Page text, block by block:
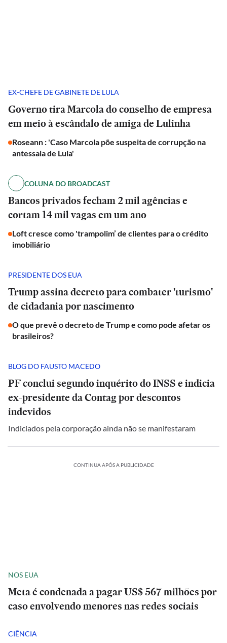
EX-CHEFE DE GABINETE DE LULA
Governo tira Marcola do conselho de empresa
em meio à escândalo de amiga de Lulinha
Roseann : 'Caso Marcola põe suspeita de corrupção na
antessala de Lula'
COLUNA DO BROADCAST
Bancos privados fecham 2 mil agências e
cortam 14 mil vagas em um ano
Loft cresce como 'trampolim’ de clientes para o crédito
imobiliário
PRESIDENTE DOS EUA
Trump assina decreto para combater 'turismo'
de cidadania por nascimento
O que prevê o decreto de Trump e como pode afetar os
brasileiros?
BLOG DO FAUSTO MACEDO
PF conclui segundo inquérito do INSS e indicia
ex-presidente da Contag por descontos
indevidos
Indiciados pela corporação ainda não se manifestaram
CONTINUA APÓS A PUBLICIDADE
NOS EUA
Meta é condenada a pagar US$ 567 milhões por
caso envolvendo menores nas redes sociais
CIÊNCIA